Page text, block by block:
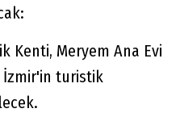
Kenti, Meryem Ana Evi
İzmir'in turistik